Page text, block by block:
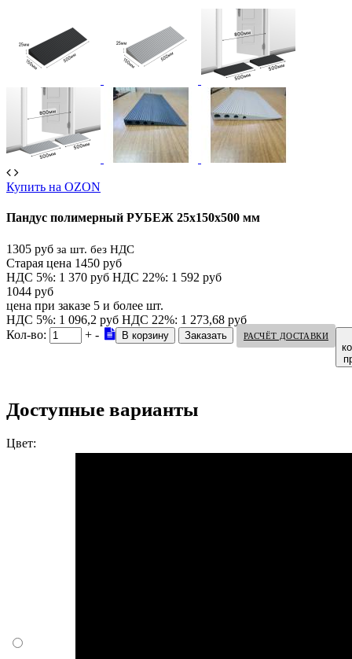
Купить на OZON
Пандус полимерный РУБЕЖ 25х150х500 мм
1305 руб за шт. без НДС
Старая цена 1450 руб
НДС 5%: 1 370 руб НДС 22%: 1 592 руб
1044 руб
цена при заказе 5 и более шт.
НДС 5%: 1 096,2 руб НДС 22%: 1 273,68 руб
Кол-во:
+ - РАСЧЁТ ДОСТАВКИ
Доступные варианты
Цвет: